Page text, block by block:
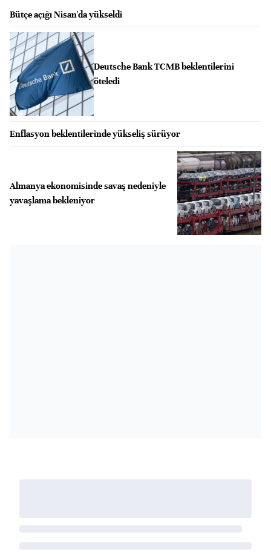
Bütçe açığı Nisan'da yükseldi
Deutsche Bank TCMB beklentilerini
öteledi
Enflasyon beklentilerinde yükseliş sürüyor
Almanya ekonomisinde savaş nedeniyle
yavaşlama bekleniyor